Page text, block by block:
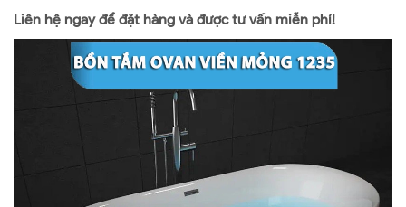
Liên hệ ngay để đặt hàng và được tư vấn miễn phí!